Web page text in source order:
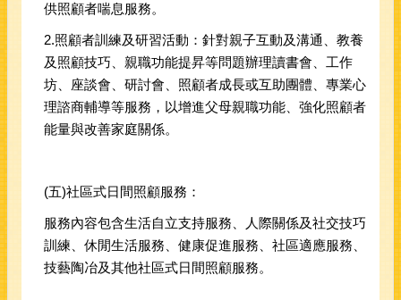
供照顧者喘息服務。
2.照顧者訓練及研習活動：針對親子互動及溝通、教養
及照顧技巧、親職功能提昇等問題辦理讀書會、工作
坊、座談會、研討會、照顧者成長或互助團體、專業心
理諮商輔導等服務，以增進父母親職功能、強化照顧者
能量與改善家庭關係。
(五)社區式日間照顧服務：
服務內容包含生活自立支持服務、人際關係及社交技巧
訓練、休閒生活服務、健康促進服務、社區適應服務、
技藝陶冶及其他社區式日間照顧服務。